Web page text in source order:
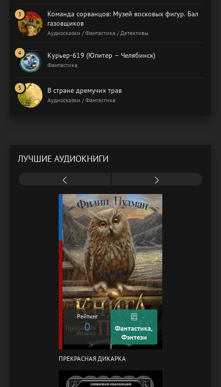
Команда сорванцов: Музей восковых фигур. Бал
газовщиков
Аудиосказки / Фантастика / Детективы
Курьер-619 (Юпитер – Челябинск)
Фантастика
В стране дремучих трав
Аудиосказки / Фантастика
ЛУЧШИЕ АУДИОКНИГИ
Рейтинг
0
Фантастика,
Фэнтези
ПРЕКРАСНАЯ ДИКАРКА